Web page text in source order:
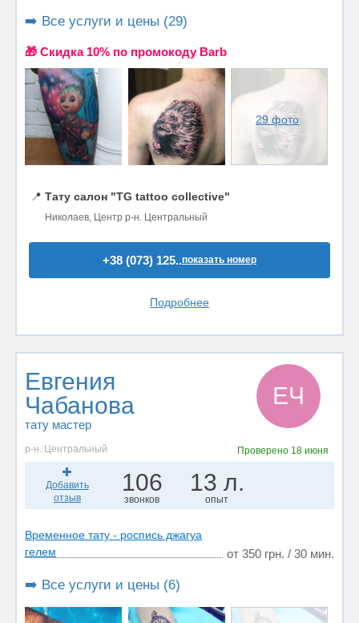
➡️ Все услуги и цены (29)
🎁 Cкидка 10% по промокоду Barb
29 фото
📍 Тату салон "TG tattoo collective"
Николаев, Центр р-н. Центральный
+38 (073) 125..показать номер
Подробнее
Евгения
Чабанова
тату мастер
ЕЧ
р-н. Центральный Проверено 18 июня
Добавить
отзыв
106
звонков
13 л.
опыт
Временное тату - роспись джагуа
гелем
от 350 грн. / 30 мин.
➡️ Все услуги и цены (6)